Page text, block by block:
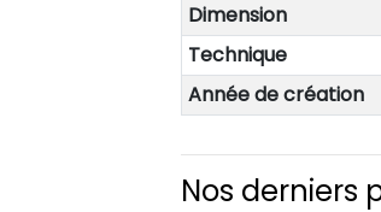
Dimension
Technique
Année de création
Nos derniers